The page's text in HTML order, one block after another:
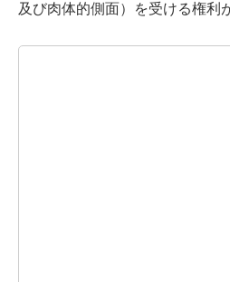
及び肉体的側面）を受ける権利